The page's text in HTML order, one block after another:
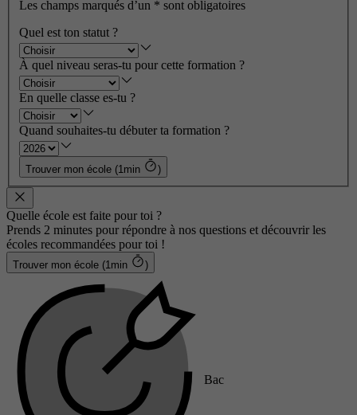
Les champs marqués d’un * sont obligatoires
Quel est ton statut ?
À quel niveau seras-tu pour cette formation ?
En quelle classe es-tu ?
Quand souhaites-tu débuter ta formation ?
Trouver mon école (1min )
Quelle école est faite pour toi ?
Prends 2 minutes pour répondre à nos questions et découvrir les
écoles recommandées pour toi !
Trouver mon école (1min )
Bac